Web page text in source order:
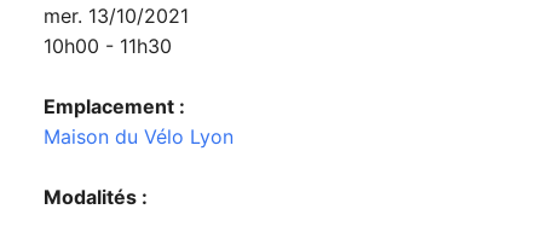
mer. 13/10/2021
10h00 - 11h30
Emplacement :
Maison du Vélo Lyon
Modalités :